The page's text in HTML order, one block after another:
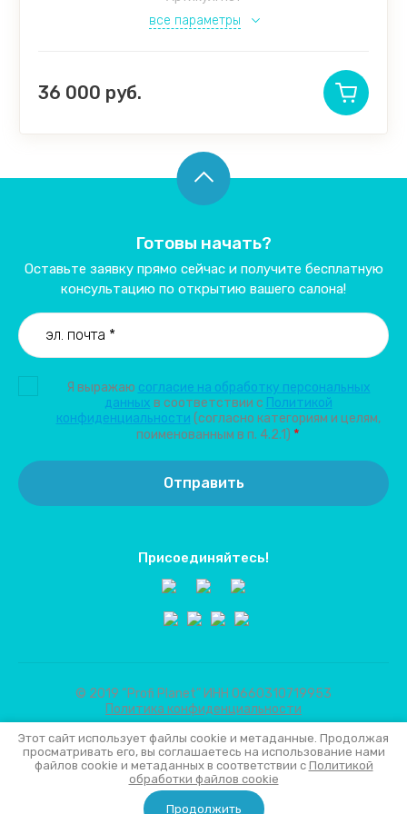
все параметры
36 000 руб.
Присоединяйтесь!
Готовы начать?
Оставьте заявку прямо сейчас и получите бесплатную
консультацию по открытию вашего салона!
Я выражаю согласие на обработку персональных
данных в соответствии с Политикой
конфиденциальности (согласно категориям и целям,
поименованным в п. 4.2.1) *
Отправить
© 2019 “Profi Planet” ИНН 0660310719953
Политика конфиденциальности
Этот сайт использует файлы cookie и метаданные. Продолжая
просматривать его, вы соглашаетесь на использование нами
файлов cookie и метаданных в соответствии с Политикой
обработки файлов cookie
Продолжить